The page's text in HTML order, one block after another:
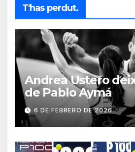
T'has perdut.
Andrea Ustero
de Pablo Aymá
6 DE FEBRERO DE 2026